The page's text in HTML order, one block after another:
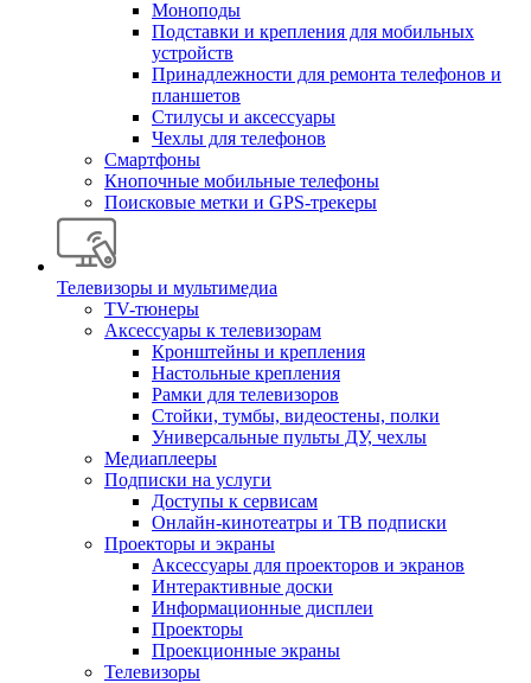
Моноподы
Подставки и крепления для мобильных
устройств
Принадлежности для ремонта телефонов и
планшетов
Стилусы и аксессуары
Чехлы для телефонов
Смартфоны
Кнопочные мобильные телефоны
Поисковые метки и GPS-трекеры
Телевизоры и мультимедиа
TV-тюнеры
Аксессуары к телевизорам
Кронштейны и крепления
Настольные крепления
Рамки для телевизоров
Стойки, тумбы, видеостены, полки
Универсальные пульты ДУ, чехлы
Медиаплееры
Подписки на услуги
Доступы к сервисам
Онлайн-кинотеатры и ТВ подписки
Проекторы и экраны
Аксессуары для проекторов и экранов
Интерактивные доски
Информационные дисплеи
Проекторы
Проекционные экраны
Телевизоры